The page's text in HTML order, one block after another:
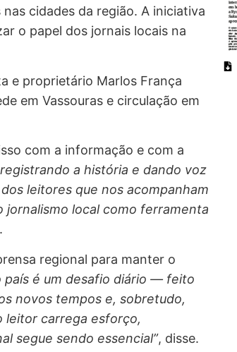
cidades da região. A iniciativa
o papel dos jornais locais na
e proprietário Marlos França
em Vassouras e circulação em
com a informação e com a
a história e dando voz
leitores que nos acompanham
jornalismo local como ferramenta
regional para manter o
país é um desafio diário — feito
novos tempos e, sobretudo,
leitor carrega esforço,
segue sendo essencial”, disse.